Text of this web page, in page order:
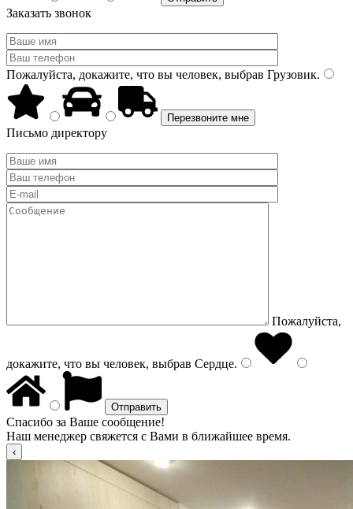
Заказать звонок
Пожалуйста, докажите, что вы человек, выбрав Грузовик.
Письмо директору
Пожалуйста,
докажите, что вы человек, выбрав Сердце.
Спасибо за Ваше сообщение!
Наш менеджер свяжется с Вами в ближайшее время.